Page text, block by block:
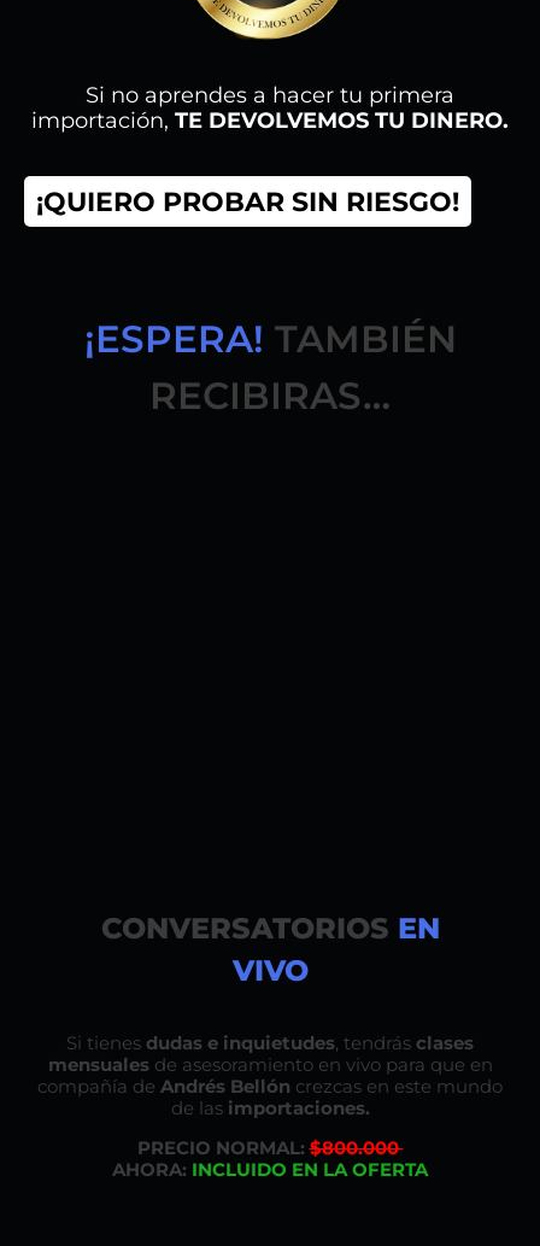
Si no aprendes a hacer tu primera
importación, TE DEVOLVEMOS TU DINERO.
¡QUIERO PROBAR SIN RIESGO!
¡ESPERA! TAMBIÉN
RECIBIRAS…
CONVERSATORIOS EN
VIVO
Si tienes dudas e inquietudes, tendrás clases
mensualesde asesoramiento en vivo para que en
compañía de Andrés Bellón crezcas en este mundo
de las importaciones.
PRECIO NORMAL:$800.000
AHORA: INCLUIDO EN LA OFERTA